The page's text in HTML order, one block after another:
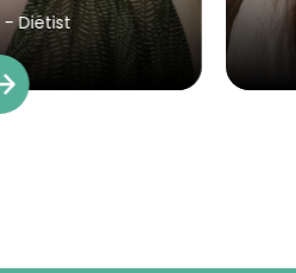
- Diëtist